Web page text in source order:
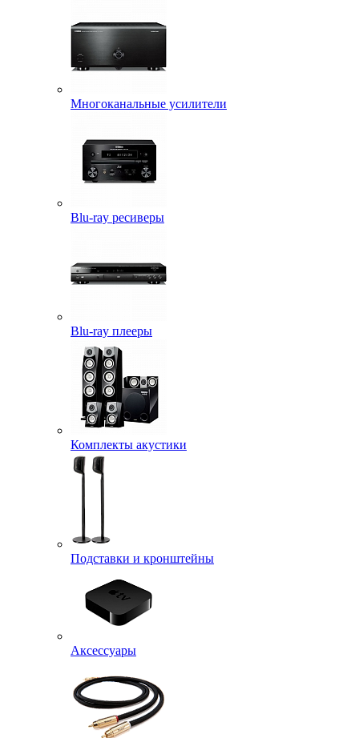
Многоканальные усилители
Blu-ray ресиверы
Blu-ray плееры
Комплекты акустики
Подставки и кронштейны
Аксессуары